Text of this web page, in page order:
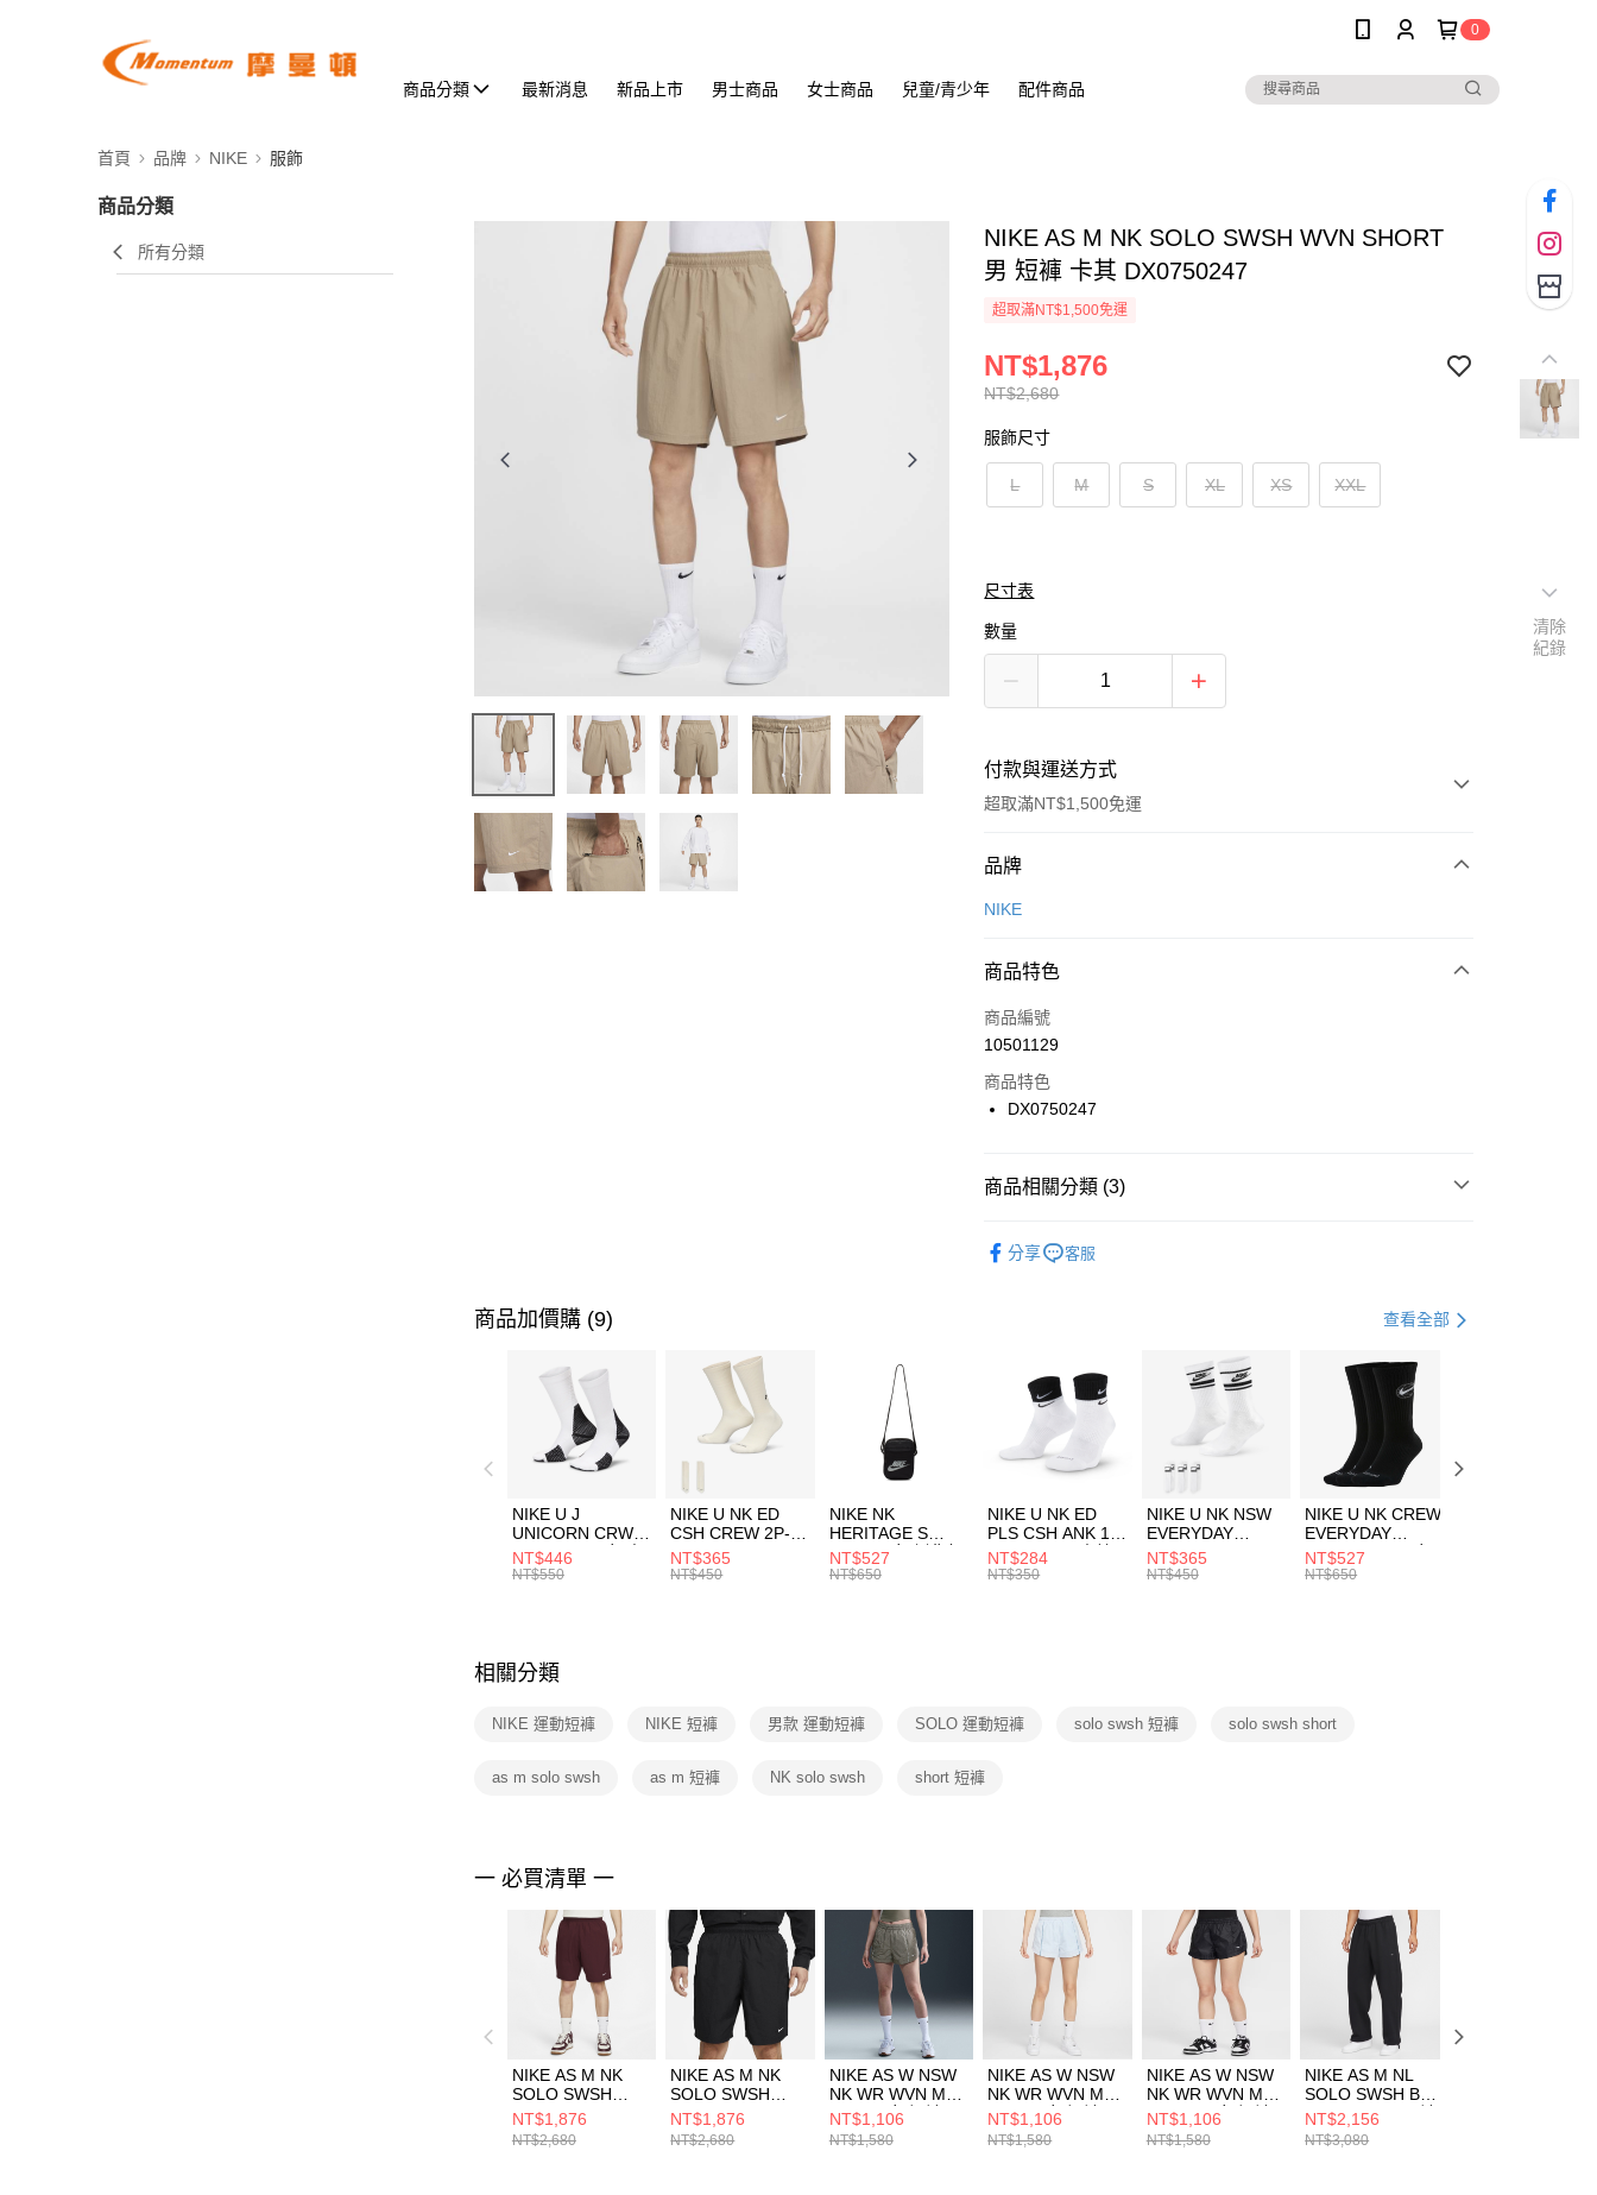
0
商品分類 最新消息 新品上市 男士商品 女士商品 兒童/青少年 配件商品
首頁 品牌 NIKE 服飾
商品分類
所有分類
NIKE AS M NK SOLO SWSH WVN SHORT
男 短褲 卡其 DX0750247
超取滿NT$1,500免運
NT$2,680
NT$1,876
服飾尺寸
L M S XL XS XXL
尺寸表
數量
付款與運送方式
超取滿NT$1,500免運
付款方式
信用卡一次付款
合作金庫商業銀行
華南商業銀行
上海商業儲蓄銀行
國泰世華商業銀行
聯邦商業銀行
台新國際商業銀行
LINE Pay
Apple Pay
【關於「AFTEE先享後付」】
３．安心：先確認商品／服務後，再付款。
【「AFTEE先享後付」結帳流程】
１．於結帳方式選擇「AFTEE先享後付」後，將跳轉至「AFTEE先享後
付」結帳頁面，進行簡訊認證並確認金額後，即可完成結帳。
２．訂單成立數日內，您將收到繳費通知簡訊。
３．收到繳費通知簡訊後14天內，點擊此簡訊中的連結，可透過四大超商
／ATM／網路銀行／等多元方式進行付款，方視為交易完成。
※ 請注意：結帳手續完成當下不需立刻繳費，但若您需要取消訂單，請聯
絡購買商品的店家。未經商家同意取消之訂單仍視為有效，需透過AFTEE
先享後付繳納相關費用。
交易，需依本服務之必要範圍內提供個人資料，並將交易相關給付款項請
結果請求用戶進行身份認證。
５．嚴禁一人註冊多個帳號或使用他人資訊註冊。若發現惡意使用之情
形，恩沛科技股份有限公司將有權停止該用戶之使用額度並採取法律行
每筆NT$100，滿NT$1,500(含以上)免運費
每筆NT$100，滿NT$1,500(含以上)免運費
付款後門市自取
每筆NT$100，滿NT$1,500(含以上)免運費
品牌
NIKE
商品特色
商品編號
10501129
商品特色
DX0750247
商品相關分類 (3)
分享 客服
商品加價購 (9) 查看全部
NIKE U J
UNICORN CRW
1PR -160 男女 中
統襪 FZ3393100
NT$446
NT$550
NIKE U NK ED
CSH CREW 2P-
144 EMBRDY 男
女 短統襪
NT$365
NT$450
NIKE NK
HERITAGE S
SMIT 男女 側背包
BA5871010
NT$527
NT$650
NIKE U NK ED
PLS CSH ANK 1P
144 DBL 男 中統
襪 DH4058104
NT$284
NT$350
NIKE U NK NSW
EVERYDAY
ESSENTIAL CR
男女 短統襪
NT$365
NT$450
NIKE U NK CREW
EVERYDAY
BBALL 3PR 男女
長統襪
NT$527
NT$650
相關分類
NIKE 運動短褲 NIKE 短褲 男款 運動短褲 SOLO 運動短褲 solo swsh 短褲 solo swsh short
as m solo swsh as m 短褲 NK solo swsh short 短褲
一 必買清單 一
NIKE AS M NK
SOLO SWSH
WVN SHORT 男
短褲 DX0750681
NT$1,876
NT$2,680
NIKE AS M NK
SOLO SWSH
WVN SHORT 男
短褲 黑
DX0750010
NT$1,876
NT$2,680
NIKE AS W NSW
NK WR WVN MR
2IN SH 女 短褲
FV7501320
NT$1,106
NT$1,580
NIKE AS W NSW
NK WR WVN MR
2IN SH 女 短褲
FV7501423
NT$1,106
NT$1,580
NIKE AS W NSW
NK WR WVN MR
2” LTWT 女 短褲
HM8403010
NT$1,106
NT$1,580
NIKE AS M NL
SOLO SWSH BB
OH PANT 男 長褲
HV1091010
NT$2,156
NT$3,080
清除
紀錄